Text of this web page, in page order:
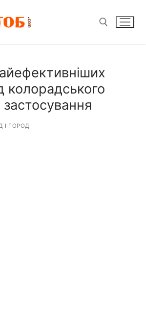
колорадського
І ГОРОД